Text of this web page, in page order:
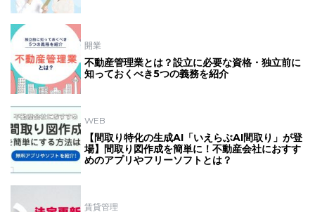
開業
不動産管理業とは？設立に必要な資格・独立前に
知っておくべき5つの義務を紹介
WEB
【間取り特化の生成AI「いえらぶAI間取り」が登
場】間取り図作成を簡単に！不動産会社におすす
めのアプリやフリーソフトとは？
賃貸管理